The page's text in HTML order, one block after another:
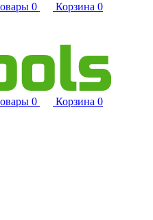
0 Корзина 0
0 Корзина 0